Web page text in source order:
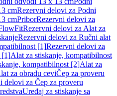
cmRezervni delovi za Podni
cmPriborRezervni delovi za
Rezervni delovi za Alat za
Rezervni delovi za Ručni alat
[1]Rezervni delovi za
[1]Alat za stiskanje, kompatibilnost
kompatibilnost [2]Alat za
za obradu ceviČep za proveru
delovi za Čep za proveru
Uređaj za stiskanje sa